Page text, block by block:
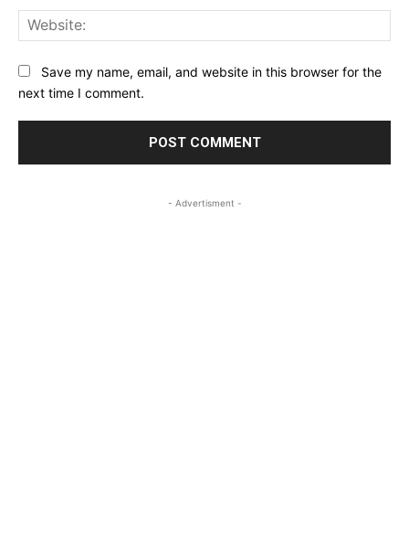
Save my name, email, and website in this browser for the
next time I comment.
- Advertisment -